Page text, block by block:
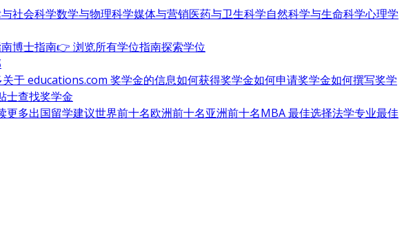
社会科学数学与物理科学媒体与营销医药与卫生科学自然科学与生命科学心理学
博士指南👉 浏览所有学位指南探索学位
于 educations.com 奖学金的信息如何获得奖学金如何申请奖学金如何撰写奖学
士查找奖学金
更多出国留学建议世界前十名欧洲前十名亚洲前十名MBA 最佳选择法学专业最佳